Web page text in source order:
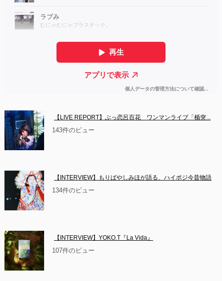
【LIVE REPORT】ぶっ恋呂百花　ワンマンライブ「楯突...
143件のビュー
【INTERVIEW】もりばやしみほが語る、ハイポジ今昔物語
134件のビュー
【INTERVIEW】YOKO.T『La Vida』
107件のビュー